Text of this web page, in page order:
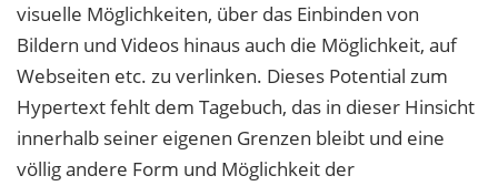
visuelle Möglichkeiten, über das Einbinden von
Bildern und Videos hinaus auch die Möglichkeit, auf
Webseiten etc. zu verlinken. Dieses Potential zum
Hypertext fehlt dem Tagebuch, das in dieser Hinsicht
innerhalb seiner eigenen Grenzen bleibt und eine
völlig andere Form und Möglichkeit der